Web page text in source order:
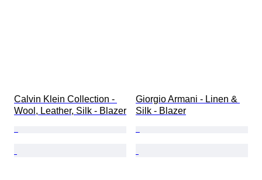
Calvin Klein Collection -
Wool, Leather, Silk - Blazer
Giorgio Armani - Linen &
Silk - Blazer